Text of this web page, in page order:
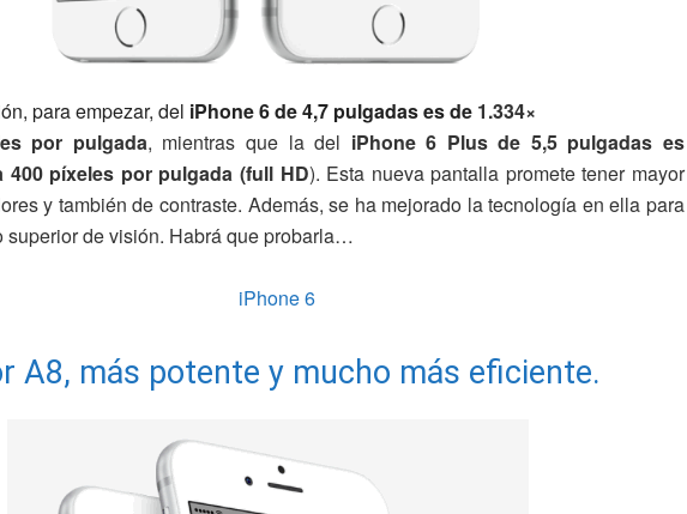
para empezar, del iPhone 6 de 4,7 pulgadas es de 1.334×
por pulgada, mientras que la del iPhone 6 Plus de 5,5 pulgadas es
400 píxeles por pulgada (full HD). Esta nueva pantalla promete tener mayor
y también de contraste. Además, se ha mejorado la tecnología en ella para
superior de visión. Habrá que probarla…
A8, más potente y mucho más eficiente.